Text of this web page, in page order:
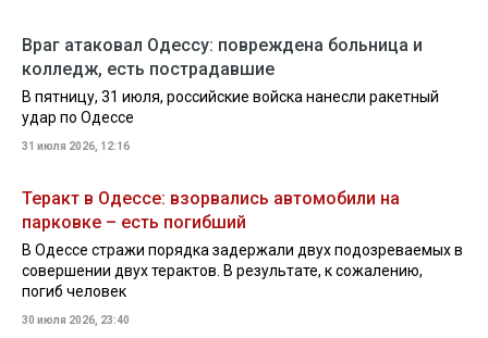
Враг атаковал Одессу: повреждена больница и
колледж, есть пострадавшие
В пятницу, 31 июля, российские войска нанесли ракетный
удар по Одессе
31 июля 2026, 12:16
Теракт в Одессе: взорвались автомобили на
парковке – есть погибший
В Одессе стражи порядка задержали двух подозреваемых в
совершении двух терактов. В результате, к сожалению,
погиб человек
30 июля 2026, 23:40